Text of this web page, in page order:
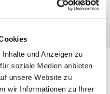
und Anzeigen zu
soziale Medien anbieten
unsere Website zu
wir Informationen zu Ihrer
Weg 22-24,